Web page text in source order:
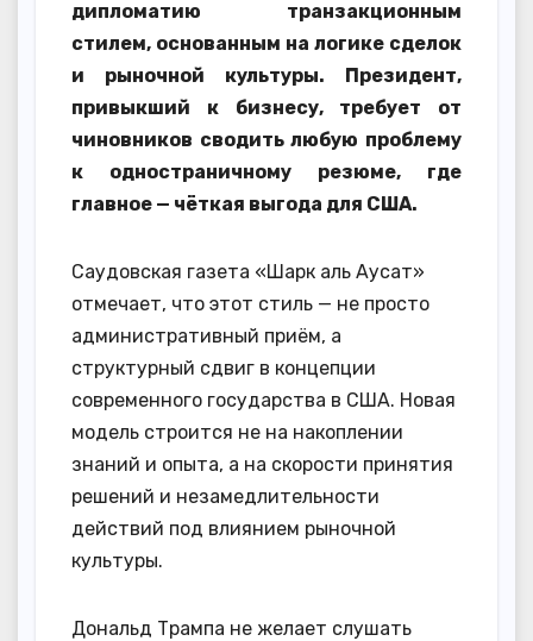
дипломатию транзакционным
стилем, основанным на логике сделок
и рыночной культуры. Президент,
привыкший к бизнесу, требует от
чиновников сводить любую проблему
к одностраничному резюме, где
главное — чёткая выгода для США.
Саудовская газета «Шарк аль Аусат»
отмечает, что этот стиль — не просто
административный приём, а
структурный сдвиг в концепции
современного государства в США. Новая
модель строится не на накоплении
знаний и опыта, а на скорости принятия
решений и незамедлительности
действий под влиянием рыночной
культуры.
Дональд Трампа не желает слушать